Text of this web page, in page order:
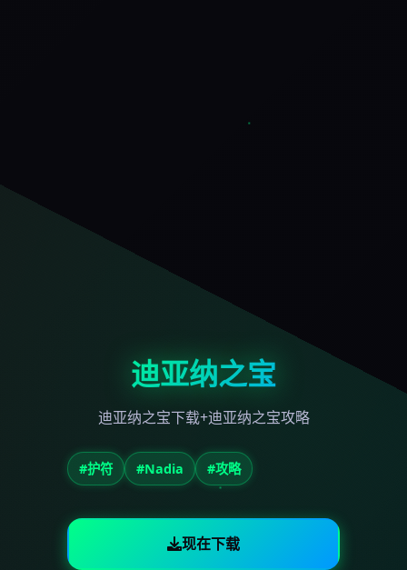
迪亚纳之宝
迪亚纳之宝下载+迪亚纳之宝攻略
#护符 #Nadia #攻略
现在下载